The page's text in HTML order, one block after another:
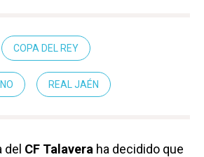
COPA DEL REY
REAL JAÉN
del CF Talavera ha decidido que